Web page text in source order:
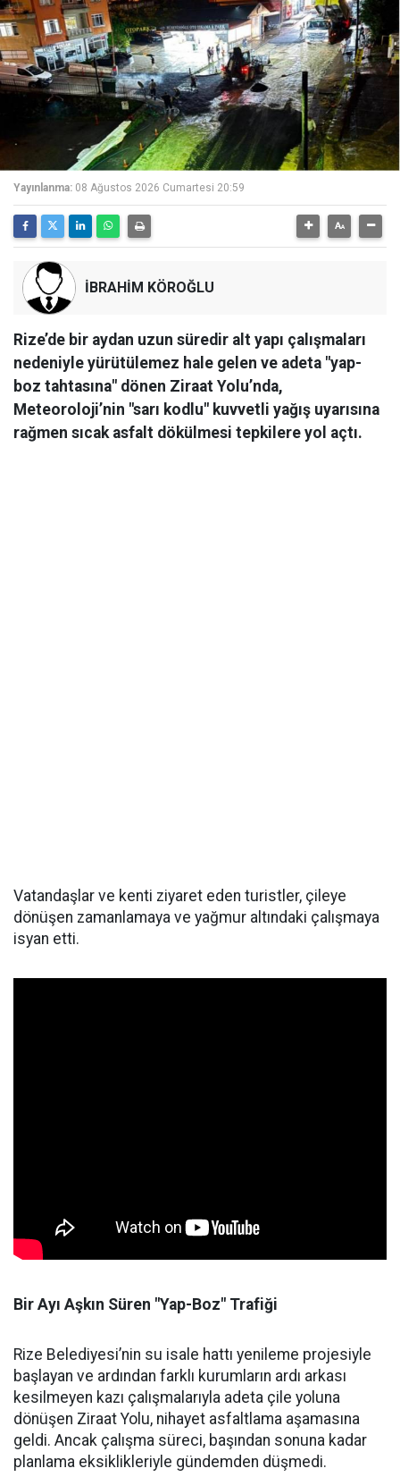
Yayınlanma: 08 Ağustos 2026 Cumartesi 20:59
İBRAHİM KÖROĞLU
Rize’de bir aydan uzun süredir alt yapı çalışmaları
nedeniyle yürütülemez hale gelen ve adeta "yap-
boz tahtasına" dönen Ziraat Yolu’nda,
Meteoroloji’nin "sarı kodlu" kuvvetli yağış uyarısına
rağmen sıcak asfalt dökülmesi tepkilere yol açtı.
Vatandaşlar ve kenti ziyaret eden turistler, çileye
dönüşen zamanlamaya ve yağmur altındaki çalışmaya
isyan etti.
Bir Ayı Aşkın Süren "Yap-Boz" Trafiği
Rize Belediyesi’nin su isale hattı yenileme projesiyle
başlayan ve ardından farklı kurumların ardı arkası
kesilmeyen kazı çalışmalarıyla adeta çile yoluna
dönüşen Ziraat Yolu, nihayet asfaltlama aşamasına
geldi. Ancak çalışma süreci, başından sonuna kadar
planlama eksiklikleriyle gündemden düşmedi.